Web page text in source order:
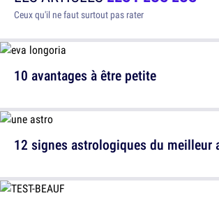
Ceux qu'il ne faut surtout pas rater
10 avantages à être petite
12 signes astrologiques du meilleur